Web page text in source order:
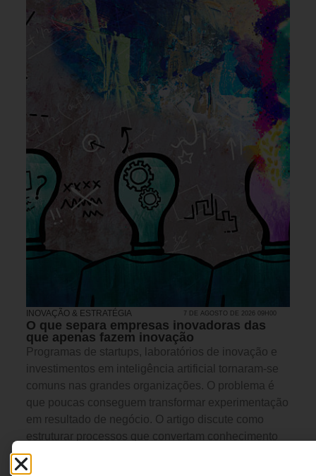
INOVAÇÃO & ESTRATÉGIA 7 DE AGOSTO DE 2026 09H00
O que separa empresas inovadoras das
que apenas fazem inovação
Programas de startups, laboratórios de inovação e
investimentos em inteligência artificial tornaram-se
comuns nas grandes organizações. O problema é
que poucas conseguem transformar experimentação
em resultado de negócio. O artigo discute como
estruturar processos que convertam conhecimento
externo em decisões estratégicas capazes de gerar
crescimento, adaptação e vantagem competitiva.